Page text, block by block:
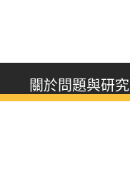
關於問題與研究
About this journal